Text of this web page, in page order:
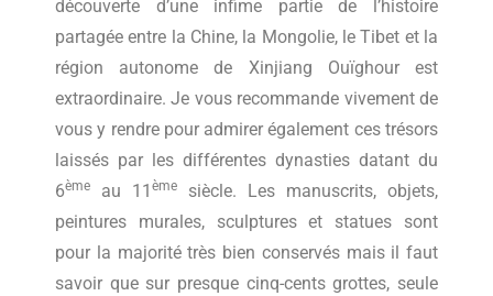
découverte d’une infime partie de l’histoire
partagée entre la Chine, la Mongolie, le Tibet et la
région autonome de Xinjiang Ouïghour est
extraordinaire. Je vous recommande vivement de
vous y rendre pour admirer également ces trésors
laissés par les différentes dynasties datant du
6ème au 11 ème
siècle. Les manuscrits, objets,
peintures murales, sculptures et statues sont
pour la majorité très bien conservés mais il faut
savoir que sur presque cinq-cents grottes, seule